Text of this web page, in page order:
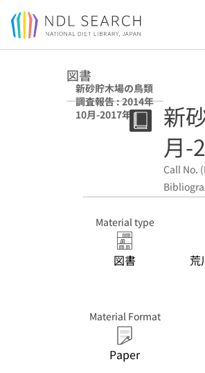
Jump to main content
図書
新砂貯木場の鳥類
調査報告 : 2014年
10月-2017年5月
新
月-
Call No.
Material type
図書
荒
Material Format
Paper